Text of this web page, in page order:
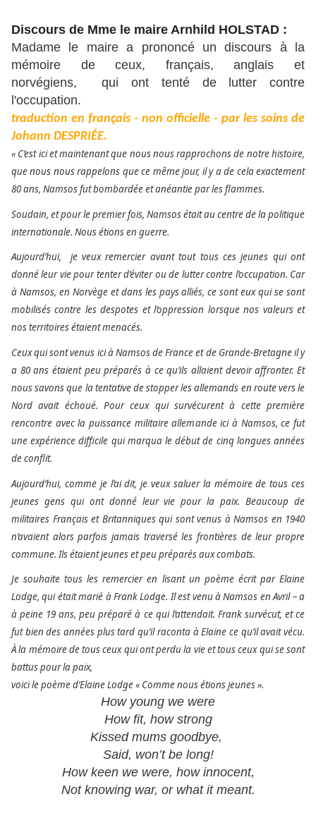
Discours de Mme le maire Arnhild HOLSTAD :
Madame le maire a prononcé un discours à la
mémoire de ceux, français, anglais et
norvégiens, qui ont tenté de lutter contre
l'occupation.
traduction en français - non officielle - par les soins de
Johann DESPRIÉE.
« C’est ici et maintenant que nous nous rapprochons de notre histoire,
que nous nous rappelons que ce même jour, il y a de cela exactement
80 ans, Namsos fut bombardée et anéantie par les flammes.
Soudain, et pour le premier fois, Namsos était au centre de la politique
internationale. Nous étions en guerre.
Aujourd’hui, je veux remercier avant tout tous ces jeunes qui ont
donné leur vie pour tenter d’éviter ou de lutter contre l’occupation. Car
à Namsos, en Norvège et dans les pays alliés, ce sont eux qui se sont
mobilisés contre les despotes et l’oppression lorsque nos valeurs et
nos territoires étaient menacés.
Ceux qui sont venus ici à Namsos de France et de Grande-Bretagne il y
a 80 ans étaient peu préparés à ce qu’ils allaient devoir affronter. Et
nous savons que la tentative de stopper les allemands en route vers le
Nord avait échoué. Pour ceux qui survécurent à cette première
rencontre avec la puissance militaire allemande ici à Namsos, ce fut
une expérience difficile qui marqua le début de cinq longues années
de conflit.
Aujourd’hui, comme je l’ai dit, je veux saluer la mémoire de tous ces
jeunes gens qui ont donné leur vie pour la paix. Beaucoup de
militaires Français et Britanniques qui sont venus à Namsos en 1940
n’avaient alors parfois jamais traversé les frontières de leur propre
commune. Ils étaient jeunes et peu préparés aux combats.
Je souhaite tous les remercier en lisant un poème écrit par Elaine
Lodge, qui était marié à Frank Lodge. Il est venu à Namsos en Avril – a
à peine 19 ans, peu préparé à ce qui l’attendait. Frank survécut, et ce
fut bien des années plus tard qu’il raconta à Elaine ce qu’il avait vécu.
À la mémoire de tous ceux qui ont perdu la vie et tous ceux qui se sont
battus pour la paix,
voici le poème d’Elaine Lodge « Comme nous étions jeunes ».
How young we were
How fit, how strong
Kissed mums goodbye,
Said, won’t be long!
How keen we were, how innocent,
Not knowing war, or what it meant.